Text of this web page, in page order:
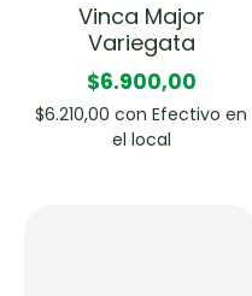
Vinca Major
Variegata
$6.900,00
$6.210,00 con Efectivo en
el local